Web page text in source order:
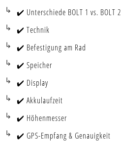
✔️ Unterschiede BOLT 1 vs. BOLT 2
✔️ Technik
✔️ Befestigung am Rad
✔️ Speicher
✔️ Display
✔️ Akkulaufzeit
✔️ Höhenmesser
✔️ GPS-Empfang & Genauigkeit